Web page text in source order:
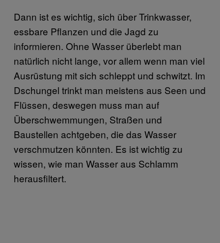
Dann ist es wichtig, sich über Trinkwasser,
essbare Pflanzen und die Jagd zu
informieren. Ohne Wasser überlebt man
natürlich nicht lange, vor allem wenn man viel
Ausrüstung mit sich schleppt und schwitzt. Im
Dschungel trinkt man meistens aus Seen und
Flüssen, deswegen muss man auf
Überschwemmungen, Straßen und
Baustellen achtgeben, die das Wasser
verschmutzen könnten. Es ist wichtig zu
wissen, wie man Wasser aus Schlamm
herausfiltert.